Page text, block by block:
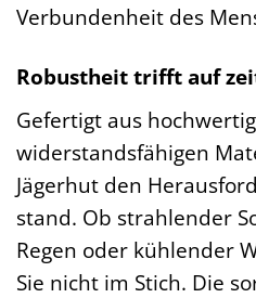
Verbundenheit des
Robustheit trifft auf
Gefertigt aus
widerstandsfähigen
Jägerhut den
stand. Ob strahlender
Regen oder kühlender
Sie nicht im Stich. Die